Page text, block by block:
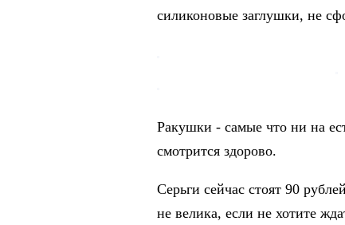
силиконовые заглушки, не
Ракушки - самые что ни на
смотрится здорово.
Серьги сейчас стоят 90
не велика, если не хотите